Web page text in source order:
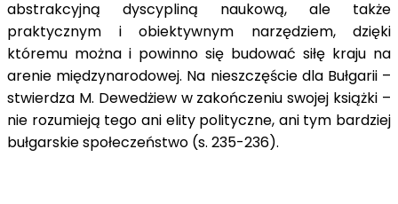
abstrakcyjną dyscypliną naukową, ale także
praktycznym i obiektywnym narzędziem, dzięki
któremu można i powinno się budować siłę kraju na
arenie międzynarodowej. Na nieszczęście dla Bułgarii –
stwierdza M. Dewedżiew w zakończeniu swojej książki –
nie rozumieją tego ani elity polityczne, ani tym bardziej
bułgarskie społeczeństwo (s. 235-236).